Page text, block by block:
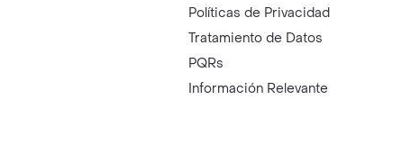
Políticas de Privacidad
Tratamiento de Datos
PQRs
Información Relevante